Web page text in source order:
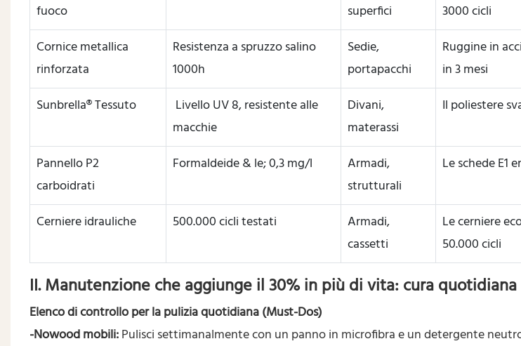
fuoco
superfici
3000 cicli
Cornice metallica
rinforzata
Resistenza a spruzzo salino
1000h
Sedie,
portapacchi
Ruggine in
in 3 mesi
Sunbrella® Tessuto
Livello UV 8, resistente alle
macchie
Divani,
materassi
Il poliestere
Pannello P2
carboidrati
Formaldeide & le; 0,3 mg/l
Armadi,
strutturali
Le schede E1
Cerniere idrauliche 500.000 cicli testati
Armadi,
cassetti
Le cerniere
50.000 cicli
II. Manutenzione che aggiunge il 30% in più di vita: cura
Elenco di controllo per la pulizia quotidiana (Must-Dos)
-Nowood mobili:Pulisci settimanalmente con un panno in microfibra e un detergente